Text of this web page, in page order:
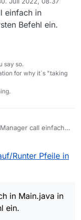
von
einfach in
Befehl ein.
say so.
for why it´s "taking
call einfach
Runter Pfeile in
in Main.java in
ein.